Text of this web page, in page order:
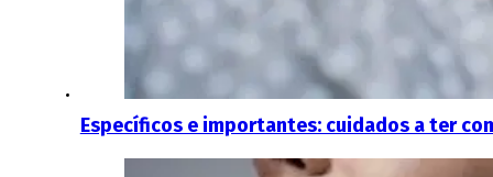
Específicos e importantes: cuidados a ter